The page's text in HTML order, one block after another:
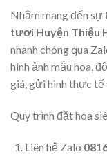
Nhằm mang đến sự
tươi Huyện Thiệu
nhanh chóng qua
hình ảnh mẫu hoa,
giá, gửi hình thực tế
Quy trình đặt hoa
Liên hệ Zalo